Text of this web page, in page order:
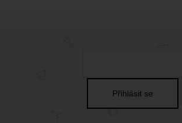
Přihlásit se